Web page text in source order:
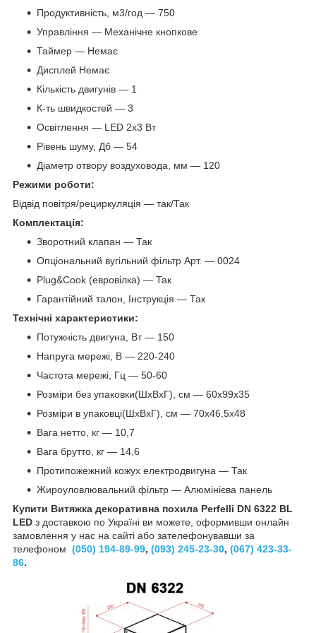
Продуктивність, м3/год — 750
Управління — Механічне кнопкове
Таймер — Немає
Дисплей Немає
Кількість двигунів — 1
К-ть швидкостей — 3
Освітлення — LED 2х3 Вт
Рівень шуму, Дб — 54
Діаметр отвору воздуховода, мм — 120
Режими роботи:
Відвід повітря/рециркуляція — так/Так
Комплектація:
Зворотний клапан — Так
Опціональний вугільний фільтр Арт. — 0024
Plug&Cook (евровілка) — Так
Гарантійний талон, Інструкція — Так
Технічні характеристики:
Потужність двигуна, Вт — 150
Напруга мережі, В — 220-240
Частота мережі, Гц — 50-60
Розміри без упаковки(ШхВхГ), см — 60х99х35
Розміри в упаковці(ШхВхГ), см — 70х46,5х48
Вага нетто, кг — 10,7
Вага брутто, кг — 14,6
Протипожежний кожух електродвигуна — Так
Жироуловлювальний фільтр — Алюмінієва панель
Купити Витяжка декоративна похила Perfelli DN 6322 BL
LED з доставкою по Україні ви можете, оформивши онлайн
замовлення у нас на сайті або зателефонувавши за
телефоном (050) 194-89-99, (093) 245-23-30, (067) 423-33-
86.